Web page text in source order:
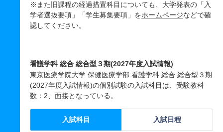
※また旧課程の経過措置科目についても、大学発表の「入
学者選抜要項」「学生募集要項」をホームページなどで確
認してください。
看護学科 総合 総合型３期(2027年度入試情報)
東京医療学院大学 保健医療学部 看護学科 総合 総合型３期
(2027年度入試情報)の個別試験の入試科目は、受験教科
数：2、面接となっている。
入試科目 入試日程